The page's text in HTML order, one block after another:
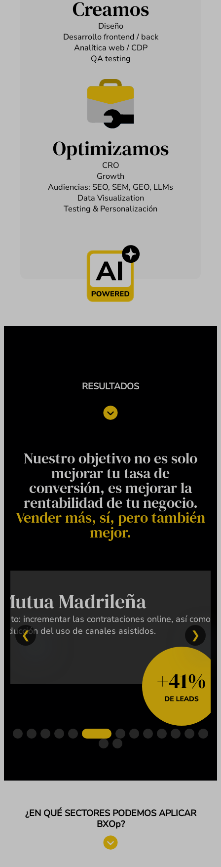
Creamos
Diseño
Desarrollo frontend / back
Analítica web / CDP
QA testing
Optimizamos
CRO
Growth
Audiencias: SEO, SEM, GEO, LLMs
Data Visualization
Testing & Personalización
RESULTADOS
Nuestro objetivo no es solo
mejorar tu tasa de
conversión, es mejorar la
rentabilidad de tu negocio.
Vender más, sí, pero también
mejor.
Mutua Madrileña
Reto: incrementar las contrataciones online, así como la
reducción del uso de canales asistidos.
¿EN QUÉ SECTORES PODEMOS APLICAR
BXOp?